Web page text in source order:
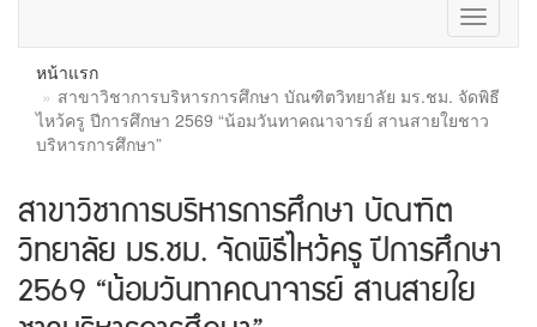
Toggle
หน้าแรก
สาขาวิชาการบริหารการศึกษา บัณฑิตวิทยาลัย มร.ชม. จัดพิธี
ไหว้ครู ปีการศึกษา 2569 “น้อมวันทาคณาจารย์ สานสายใยชาว
บริหารการศึกษา”
สาขาวิชาการบริหารการศึกษา บัณฑิต
วิทยาลัย มร.ชม. จัดพิธีไหว้ครู ปีการศึกษา
2569 “น้อมวันทาคณาจารย์ สานสายใย